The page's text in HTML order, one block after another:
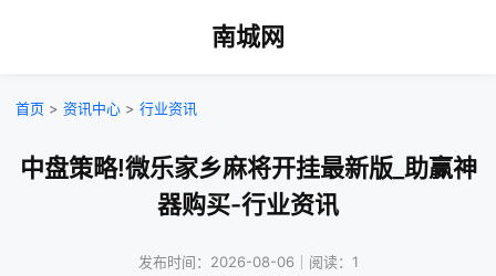
南城网
首页 > 资讯中心 > 行业资讯
中盘策略!微乐家乡麻将开挂最新版_助赢神
器购买-行业资讯
发布时间：2026-08-06｜阅读：1